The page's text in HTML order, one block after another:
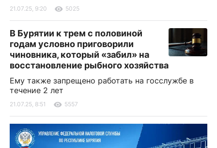
21.07.25, 9:20 5025
В Бурятии к трем с половиной
годам условно приговорили
чиновника, который «забил» на
восстановление рыбного хозяйства
Ему также запрещено работать на госслужбе в
течение 2 лет
21.07.25, 8:51 5557